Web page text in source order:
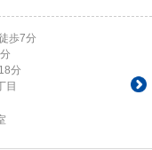
歩7分
分
目